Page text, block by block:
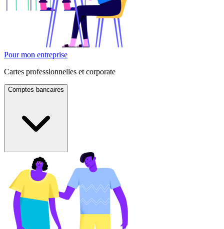
Pour mon entreprise
Cartes professionnelles et corporate
Comptes bancaires